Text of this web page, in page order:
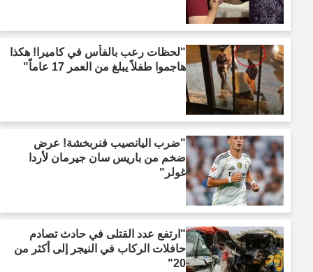
"لحظات رعب بالفأس في كاميرا! هكذا
هاجموا طفلاً يبلغ من العمر 17 عاماً"
"ضرب اليانصيب فنربخشة! عرض
ضخم من باريس سان جيرمان لأردا
غولر"
"ارتفع عدد القتلى في حادث تصادم
حافلات الركاب في النيجر إلى أكثر من
20"